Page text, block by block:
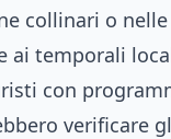
collinari o
ai temporali
con
verificare